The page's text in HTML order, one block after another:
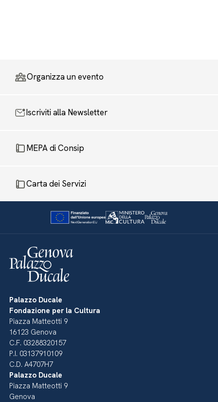
Organizza un evento
Iscriviti alla Newsletter
MEPA di Consip
Carta dei Servizi
Palazzo Ducale
Fondazione per la Cultura
Piazza Matteotti 9
16123 Genova
C.F. 03288320157
P.I. 03137910109
C.D. A4707H7
Palazzo Ducale
Piazza Matteotti 9
Genova